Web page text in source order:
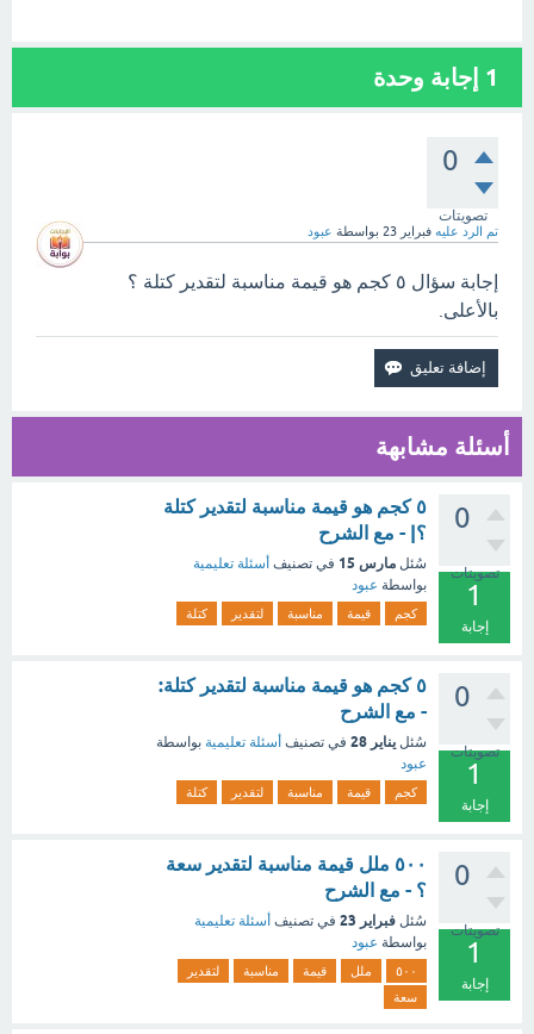
1 إجابة وحدة
0
تصويتات
تم الرد عليه فبراير 23 بواسطة عبود
إجابة سؤال ٥ كجم هو قيمة مناسبة لتقدير كتلة ؟
بالأعلى.
أسئلة مشابهة
0
تصويتات
1
إجابة
٥ كجم هو قيمة مناسبة لتقدير كتلة
؟| - مع الشرح
سُئل مارس 15 في تصنيف أسئلة تعليمية
بواسطة عبود
كجم قيمة مناسبة لتقدير كتلة
0
تصويتات
1
إجابة
٥ كجم هو قيمة مناسبة لتقدير كتلة:
- مع الشرح
سُئل يناير 28 في تصنيف أسئلة تعليمية بواسطة
عبود
كجم قيمة مناسبة لتقدير كتلة
0
تصويتات
1
إجابة
٥٠٠ ملل قيمة مناسبة لتقدير سعة
؟ - مع الشرح
سُئل فبراير 23 في تصنيف أسئلة تعليمية
بواسطة عبود
٥٠٠ ملل قيمة مناسبة
لتقدير
سعة